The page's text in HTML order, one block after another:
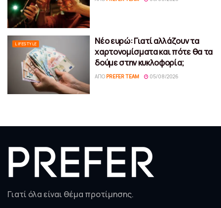
LIFESTYLE
Νέο ευρώ: Γιατί αλλάζουν τα
χαρτονομίσματα και πότε θα τα
δούμε στην κυκλοφορία;
ΑΠΌ PREFER TEAM 05/08/2026
Γιατί όλα είναι θέμα προτίμησης.